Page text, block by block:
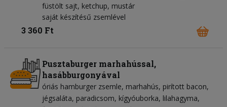
füstölt sajt ketchup mustár
saját készítésű zsemlével
3 360 Ft
Pusztaburger marhahússal,
hasábburgonyával
óriás hamburger zsemle marhahús pirított bacon
jégsaláta paradicsom kígyóuborka lilahagyma